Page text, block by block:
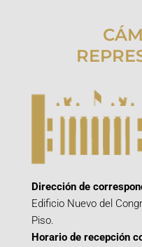
Dirección de
Edificio Nuevo del
Piso.
Horario de recepción